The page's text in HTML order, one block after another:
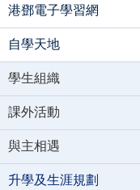
港鄧電子學習網
自學天地
學生組織
課外活動
與主相遇
升學及生涯規劃